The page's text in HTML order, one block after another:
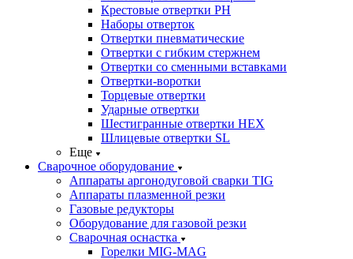
Крестовые отвертки PH
Наборы отверток
Отвертки пневматические
Отвертки с гибким стержнем
Отвертки со сменными вставками
Отвертки-воротки
Торцевые отвертки
Ударные отвертки
Шестигранные отвертки HEX
Шлицевые отвертки SL
Еще
Сварочное оборудование
Аппараты аргонодуговой сварки TIG
Аппараты плазменной резки
Газовые редукторы
Оборудование для газовой резки
Сварочная оснастка
Горелки MIG-MAG